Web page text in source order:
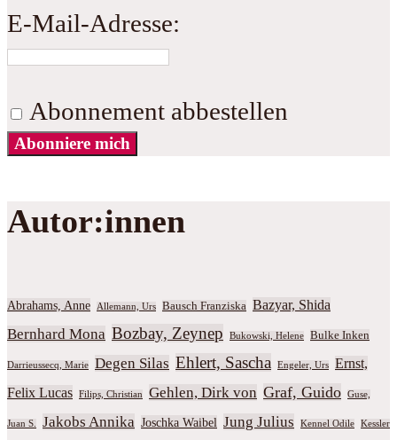
E-Mail-Adresse:
Abonnement abbestellen
Abonniere mich
Autor:innen
Abrahams, Anne Allemann, Urs Bausch Franziska Bazyar, Shida
Bernhard Mona Bozbay, Zeynep Bukowski, Helene Bulke Inken
Darrieussecq, Marie Degen Silas Ehlert, Sascha Engeler, Urs
Ernst,
Felix Lucas
Filips, Christian Gehlen, Dirk von Graf, Guido Guse,
Juan S. Jakobs Annika Joschka Waibel Jung Julius Kennel Odile Kessler